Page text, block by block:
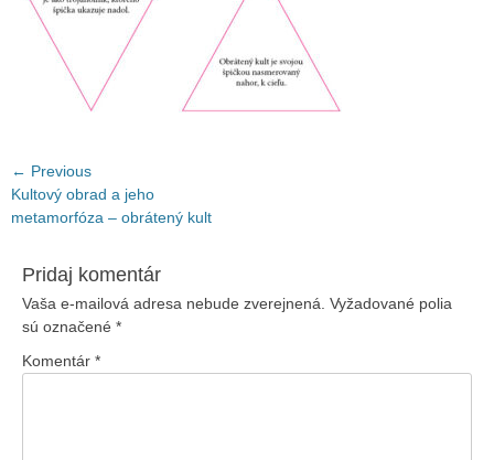
Navigácia
v
článku
← Previous
Previous
post:
Kultový obrad a jeho
metamorfóza – obrátený kult
Pridaj komentár
Vaša e-mailová adresa nebude zverejnená. Vyžadované polia
sú označené *
Komentár *